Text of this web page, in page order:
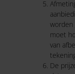
worden
moet
van
De